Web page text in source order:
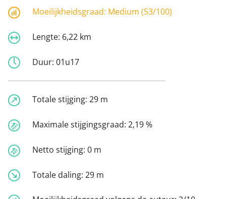
Moeilijkheidsgraad: Medium (53/100)
Lengte: 6,22 km
Duur: 01u17
Totale stijging: 29 m
Maximale stijgingsgraad: 2,19 %
Netto stijging: 0 m
Totale daling: 29 m